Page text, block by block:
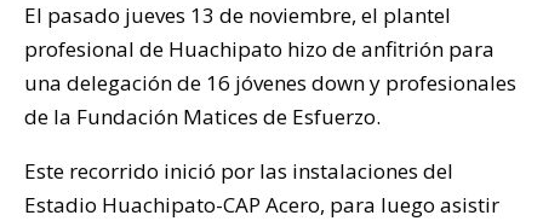
El pasado jueves 13 de noviembre, el plantel
profesional de Huachipato hizo de anfitrión para
una delegación de 16 jóvenes down y profesionales
de la Fundación Matices de Esfuerzo.
Este recorrido inició por las instalaciones del
Estadio Huachipato-CAP Acero, para luego asistir